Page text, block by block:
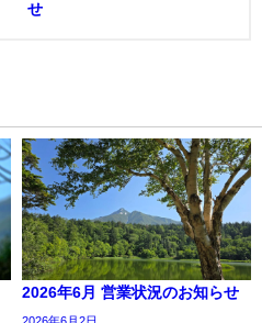
せ
2026年6月 営業状況のお知らせ